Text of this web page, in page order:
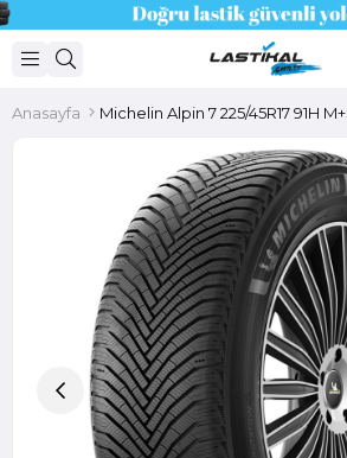
Anasayfa Michelin Alpin 7 225/45R17 91H